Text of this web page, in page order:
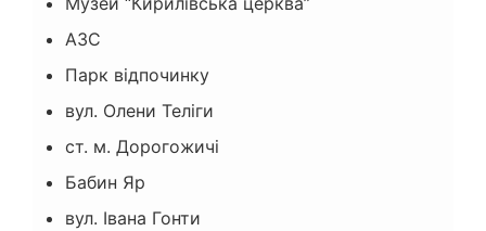
АЗС
Парк відпочинку
вул. Олени Теліги
ст. м. Дорогожичі
Бабин Яр
вул. Івана Гонти